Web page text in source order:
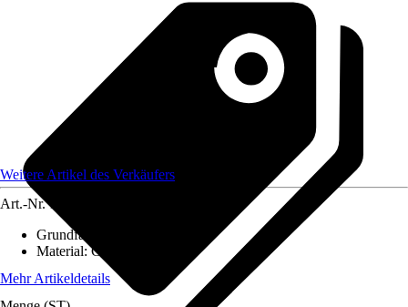
Weitere Artikel des Verkäufers
Art.-Nr. 12583976
Grundfarbe
Material:Glas
Mehr Artikeldetails